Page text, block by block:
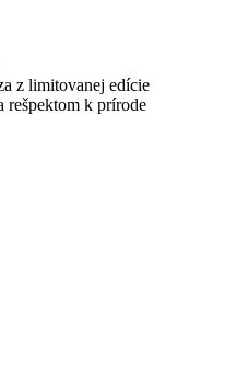
z limitovanej edície
rešpektom k prírode